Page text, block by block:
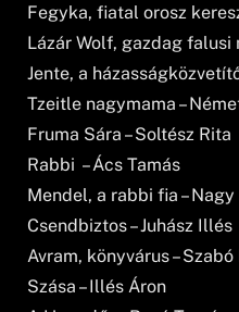
Fegyka, fiatal orosz
Lázár Wolf, gazdag falusi
Jente, a
Tzeitle nagymama –
Fruma Sára – Soltész Rita
Rabbi – Ács Tamás
Mendel, a rabbi fia –
Csendbiztos – Juhász Illés
Avram, könyvárus –
Szása – Illés Áron